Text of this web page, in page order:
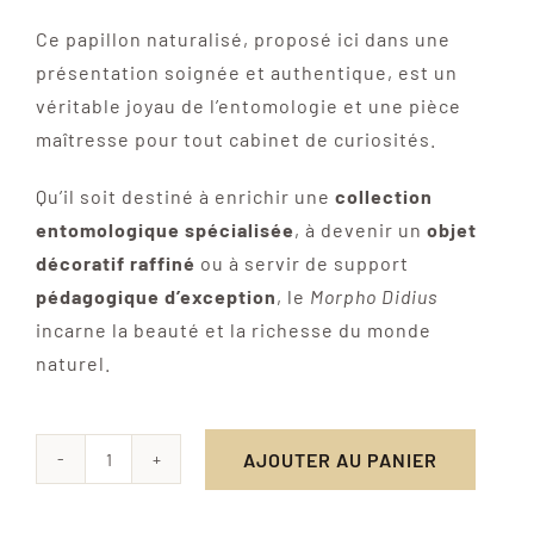
Ce papillon naturalisé, proposé ici dans une
présentation soignée et authentique, est un
véritable joyau de l’entomologie et une pièce
maîtresse pour tout cabinet de curiosités.
Qu’il soit destiné à enrichir une collection
entomologique spécialisée, à devenir un objet
décoratif raffiné ou à servir de support
pédagogique d’exception, le Morpho Didius
incarne la beauté et la richesse du monde
naturel.
quantité
AJOUTER AU PANIER